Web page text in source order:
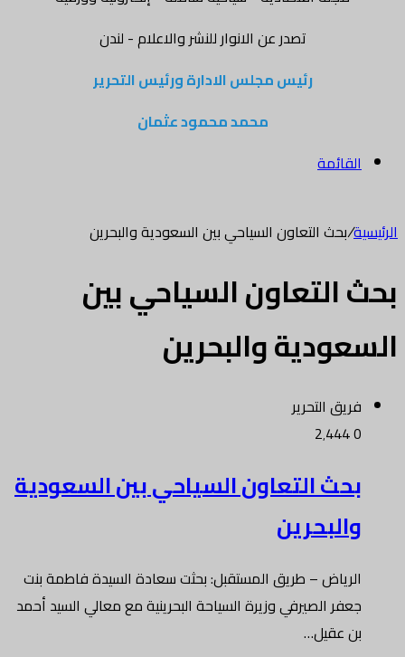
تصدر عن الانوار للنشر والاعلام - لندن
رئيس مجلس الادارة ورئيس التحرير
محمد محمود عثمان
القائمة
الرئيسية/بحث التعاون السياحي بين السعودية والبحرين
بحث التعاون السياحي بين
السعودية والبحرين
فريق التحرير
0
بحث التعاون السياحي بين السعودية
والبحرين
الرياض – طريق المستقبل: بحثت سعادة السيدة فاطمة بنت
جعفر الصيرفي وزيرة السياحة البحرينية مع معالي السيد أحمد
بن عقيل…